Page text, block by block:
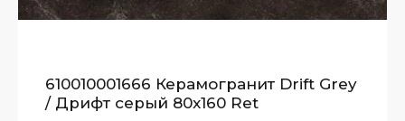
610010001666 Керамогранит Drift Grey
/ Дрифт серый 80x160 Ret